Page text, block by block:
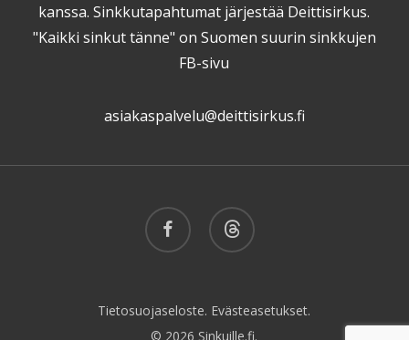
kanssa. Sinkkutapahtumat järjestää Deittisirkus.
"Kaikki sinkut tänne" on Suomen suurin sinkkujen
FB-sivu
asiakaspalvelu@deittisirkus.fi
facebook threads
Tietosuojaseloste. Evästeasetukset.
© 2026 Sinkuille.fi.